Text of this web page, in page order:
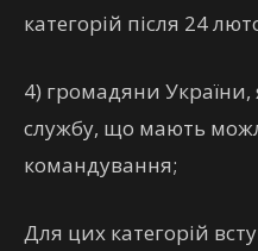
категорій після 24
4) громадяни України,
службу, що мають
командування;
Для цих категорій